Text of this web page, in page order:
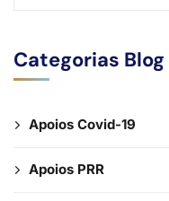
Categorias Blog
Apoios Covid-19
Apoios PRR